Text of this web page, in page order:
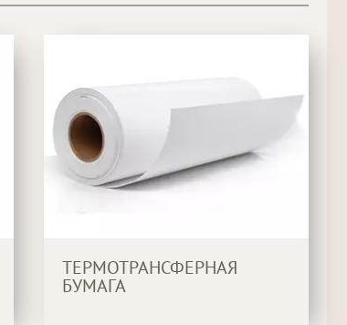
ТЕРМОТРАНСФЕРНАЯ
БУМАГА